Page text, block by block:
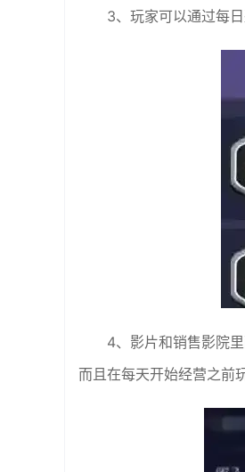
3、玩家可以通过每
4、影片和销售影院
而且在每天开始经营之前